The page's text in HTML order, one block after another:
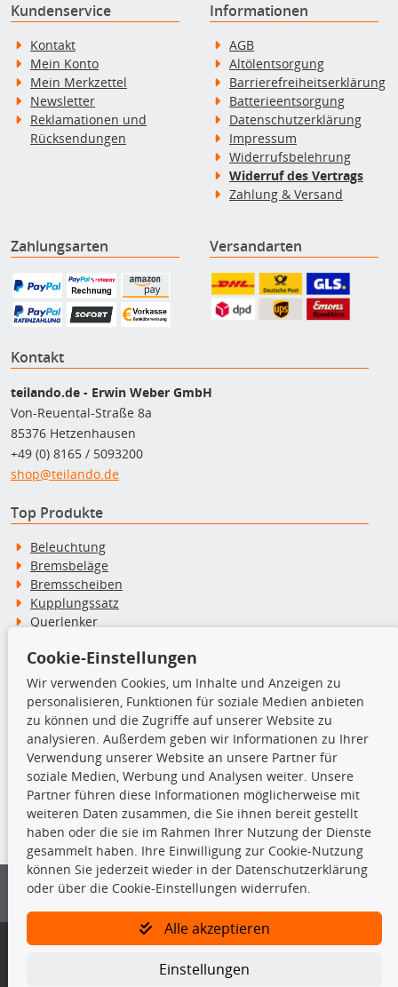
Kundenservice
Kontakt
Mein Konto
Mein Merkzettel
Newsletter
Reklamationen und
Rücksendungen
Informationen
AGB
Altölentsorgung
Barrierefreiheitserklärung
Batterieentsorgung
Datenschutzerklärung
Impressum
Widerrufsbelehrung
Widerruf des Vertrags
Zahlung & Versand
Zahlungsarten Versandarten
Kontakt
teilando.de - Erwin Weber GmbH
Von-Reuental-Straße 8a
85376 Hetzenhausen
+49 (0) 8165 / 5093200
shop@teilando.de
Top Produkte
Beleuchtung
Bremsbeläge
Bremsscheiben
Kupplungssatz
Querlenker
Stoßdämpfer
TecDoc Inside
Die hier angezeigten Daten insbesondere die gesamte Datenbank dürfen
nicht kopiert werden.
Es ist zu unterlassen, die Daten oder die gesamte Datenbank ohne
vorherige Zustimmung von TecDoc zu vervielfältigen, zu verbreiten
und/oder diese Handlungen durch Dritte ausführen zu lassen. Ein
Bitte prüfen Sie, ob das über unseren Onlineshop identifizierte Ersatzteil
Gegebenenfalls sind ergänzende Informationen notwendig, um
Cookie-Einstellungen
Wir verwenden Cookies, um Inhalte und Anzeigen zu
personalisieren, Funktionen für soziale Medien anbieten
zu können und die Zugriffe auf unserer Website zu
analysieren. Außerdem geben wir Informationen zu Ihrer
Verwendung unserer Website an unsere Partner für
soziale Medien, Werbung und Analysen weiter. Unsere
Partner führen diese Informationen möglicherweise mit
weiteren Daten zusammen, die Sie ihnen bereit gestellt
haben oder die sie im Rahmen Ihrer Nutzung der Dienste
gesammelt haben. Ihre Einwilligung zur Cookie-Nutzung
können Sie jederzeit wieder in der Datenschutzerklärung
oder über die Cookie-Einstellungen widerrufen.
Alle akzeptieren
Einstellungen